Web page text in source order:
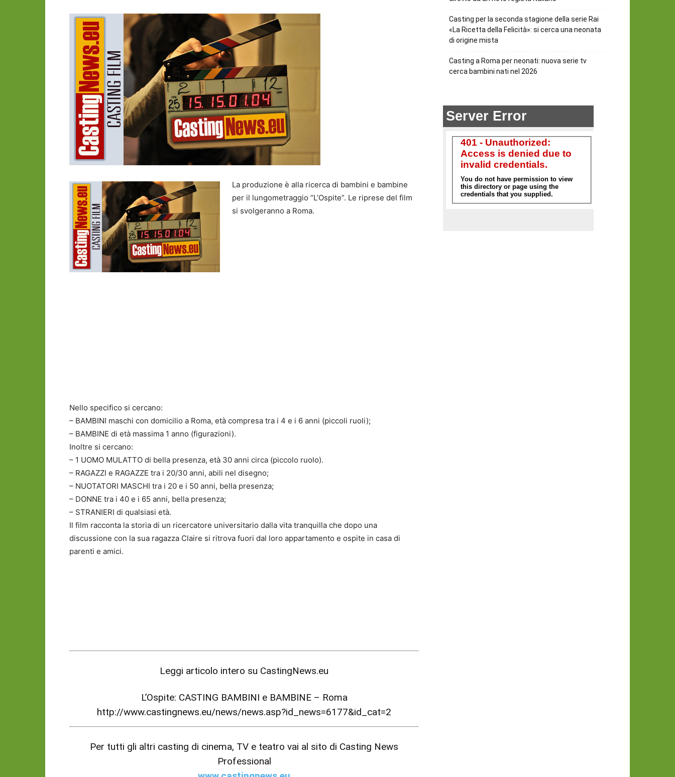
La produzione è alla ricerca di bambini e bambine
per il lungometraggio “L’Ospite”. Le riprese del film
si svolgeranno a Roma.
Nello specifico si cercano:
– BAMBINI maschi con domicilio a Roma, età compresa tra i 4 e i 6 anni (piccoli ruoli);
– BAMBINE di età massima 1 anno (figurazioni).
Inoltre si cercano:
– 1 UOMO MULATTO di bella presenza, età 30 anni circa (piccolo ruolo).
– RAGAZZI e RAGAZZE tra i 20/30 anni, abili nel disegno;
– NUOTATORI MASCHI tra i 20 e i 50 anni, bella presenza;
– DONNE tra i 40 e i 65 anni, bella presenza;
– STRANIERI di qualsiasi età.
Il film racconta la storia di un ricercatore universitario dalla vita tranquilla che dopo una
discussione con la sua ragazza Claire si ritrova fuori dal loro appartamento e ospite in casa di
parenti e amici.
Leggi articolo intero su CastingNews.eu
L’Ospite: CASTING BAMBINI e BAMBINE – Roma
http://www.castingnews.eu/news/news.asp?id_news=6177&id_cat=2
Per tutti gli altri casting di cinema, TV e teatro vai al sito di Casting News
Professional
Casting per la seconda stagione della serie Rai
«La Ricetta della Felicità»: si cerca una neonata
di origine mista
Casting a Roma per neonati: nuova serie tv
cerca bambini nati nel 2026